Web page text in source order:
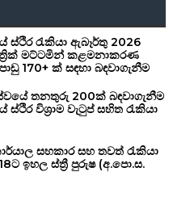
ස්ථිර රැකියා ඇබෑර්තු 2026
මට්ටමින් කළමනාකරණ
170+ ක් සඳහා බඳවාගැනීම
තනතුරු 200ක් බඳවාගැනීම
විශ්‍රාම වැටුප් සහිත රැකියා
සහකාර සහ තවත් රැකියා
ඉහල ස්ත්‍රී පුරුෂ (අ.පො.ස.